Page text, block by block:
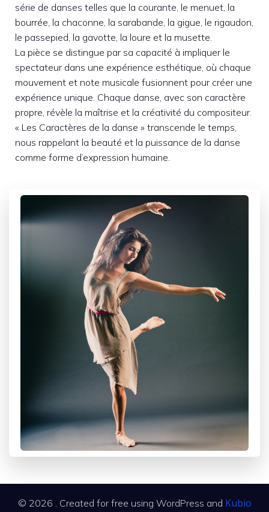
série de danses telles que la courante, le menuet, la
bourrée, la chaconne, la sarabande, la gigue, le rigaudon,
le passepied, la gavotte, la loure et la musette.
La pièce se distingue par sa capacité à impliquer le
spectateur dans une expérience esthétique, où chaque
mouvement et note musicale fusionnent pour créer une
expérience unique. Chaque danse, avec son caractère
propre, révèle la maîtrise et la créativité du compositeur.
« Les Caractères de la danse » transcende le temps,
nous rappelant la beauté et la puissance de la danse
comme forme d’expression humaine.
© 2026 . Created for free using WordPress and Kubio